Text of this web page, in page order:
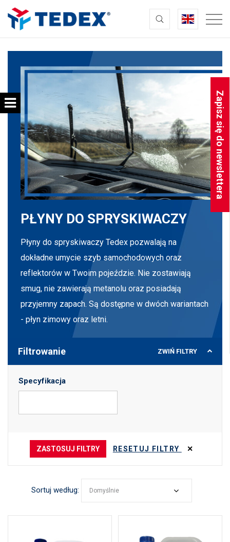
Zapisz się do newslettera
PŁYNY DO SPRYSKIWACZY
Płyny do spryskiwaczy Tedex pozwalają na
dokładne umycie szyb samochodowych oraz
reflektorów w Twoim pojeździe. Nie zostawiają
smug, nie zawierają metanolu oraz posiadają
przyjemny zapach. Są dostępne w dwóch wariantach
- płyn zimowy oraz letni.
Filtrowanie ZWIŃ FILTRY
Specyfikacja
ZASTOSUJ FILTRY RESETUJ FILTRY
Sortuj według: Domyślnie